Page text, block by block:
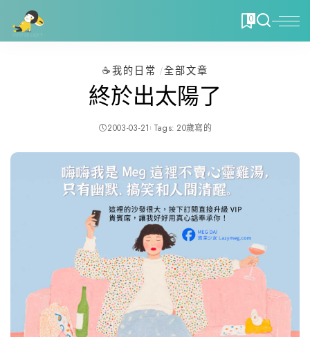
0
☕️我的日常 全部文章
終於出太陽了
2003-03-21 Tags: 20歲寫的